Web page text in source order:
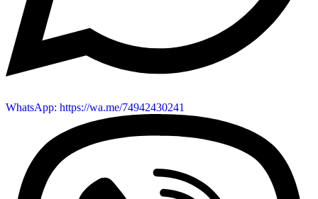
WhatsApp: https://wa.me/74942430241